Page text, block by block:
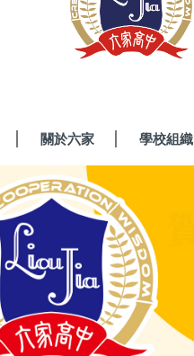
關於六家 學校組織